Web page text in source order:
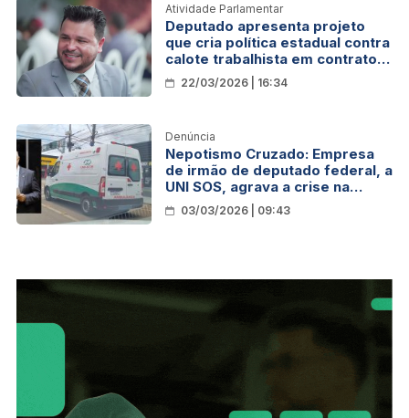
Atividade Parlamentar
Deputado apresenta projeto
que cria política estadual contra
calote trabalhista em contratos
públicos
22/03/2026 | 16:34
Denúncia
Nepotismo Cruzado: Empresa
de irmão de deputado federal, a
UNI SOS, agrava a crise na
licitação das ambulâncias da
SESAU
03/03/2026 | 09:43